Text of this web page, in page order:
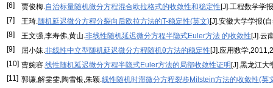
[6]
贾俊梅.自治标量随机微分方程混合欧拉格式的收敛性和稳定性[J].工程数学学
[7]
王琦.随机延迟微分方程分裂向后欧拉方法的T-稳定性(英文)[J].安徽大学学报(
[8]
王文强,李寿佛,黄山.非线性随机延迟微分方程半隐式Euler方法 的收敛性[J].云
[9]
屈小妹.非线性中立型随机延迟微分方程随机θ方法的稳定性[J].应用数学
[10] 曹婉容.线性随机延迟微分方程半隐式Euler方法的局部收敛性证明 [J].黑龙江大
[11] 郭谦,解雯雯,陶雪银,朱颖.线性随机时滞微分方程裂步Milstein方法的收敛性(英